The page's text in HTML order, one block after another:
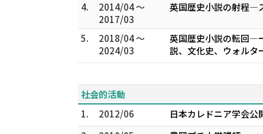
4.
2014/04 ～
2017/03
英国歴史小説の射程―
5.
2018/04 ～
2024/03
英国歴史小説の転回―
説、文化史、ウォルタ
社会的活動
1.
2012/06
日本カレドニア学会公